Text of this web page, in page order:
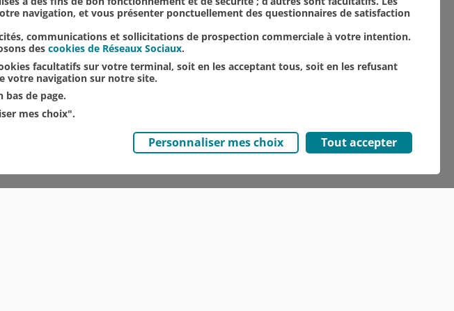
TOUTES NOS ACTUALITÉS
navigation, et vous présenter ponctuellement des questionnaires de satisfaction
communications et sollicitations de prospection commerciale à votre intention.
des cookies de Réseaux Sociaux.
facultatifs sur votre terminal, soit en les acceptant tous, soit en les refusant
votre navigation sur notre site.
de page.
mes choix".
Personnaliser mes choix Tout accepter